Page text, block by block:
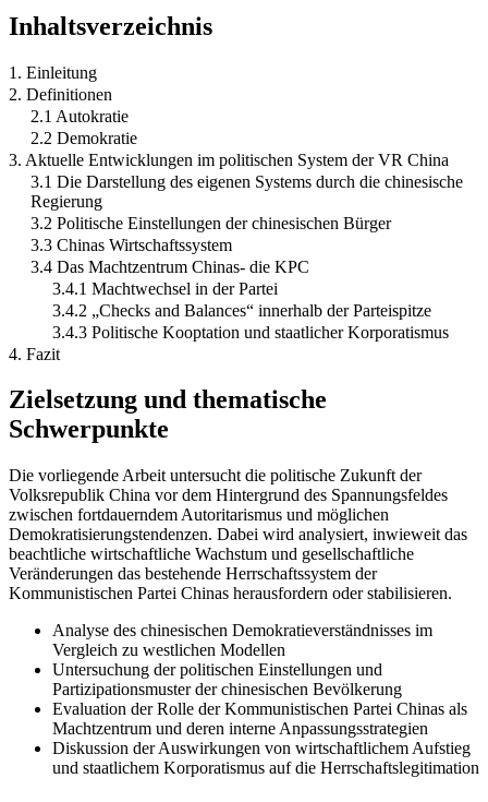
Inhaltsverzeichnis
1. Einleitung
2. Definitionen
2.1 Autokratie
2.2 Demokratie
3. Aktuelle Entwicklungen im politischen System der VR China
3.1 Die Darstellung des eigenen Systems durch die chinesische
Regierung
3.2 Politische Einstellungen der chinesischen Bürger
3.3 Chinas Wirtschaftssystem
3.4 Das Machtzentrum Chinas- die KPC
3.4.1 Machtwechsel in der Partei
3.4.2 „Checks and Balances“ innerhalb der Parteispitze
3.4.3 Politische Kooptation und staatlicher Korporatismus
4. Fazit
Zielsetzung und thematische
Schwerpunkte
Die vorliegende Arbeit untersucht die politische Zukunft der
Volksrepublik China vor dem Hintergrund des Spannungsfeldes
zwischen fortdauerndem Autoritarismus und möglichen
Demokratisierungstendenzen. Dabei wird analysiert, inwieweit das
beachtliche wirtschaftliche Wachstum und gesellschaftliche
Veränderungen das bestehende Herrschaftssystem der
Kommunistischen Partei Chinas herausfordern oder stabilisieren.
Analyse des chinesischen Demokratieverständnisses im
Vergleich zu westlichen Modellen
Untersuchung der politischen Einstellungen und
Partizipationsmuster der chinesischen Bevölkerung
Evaluation der Rolle der Kommunistischen Partei Chinas als
Machtzentrum und deren interne Anpassungsstrategien
Diskussion der Auswirkungen von wirtschaftlichem Aufstieg
und staatlichem Korporatismus auf die Herrschaftslegitimation